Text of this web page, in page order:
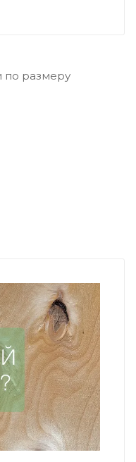
по размеру